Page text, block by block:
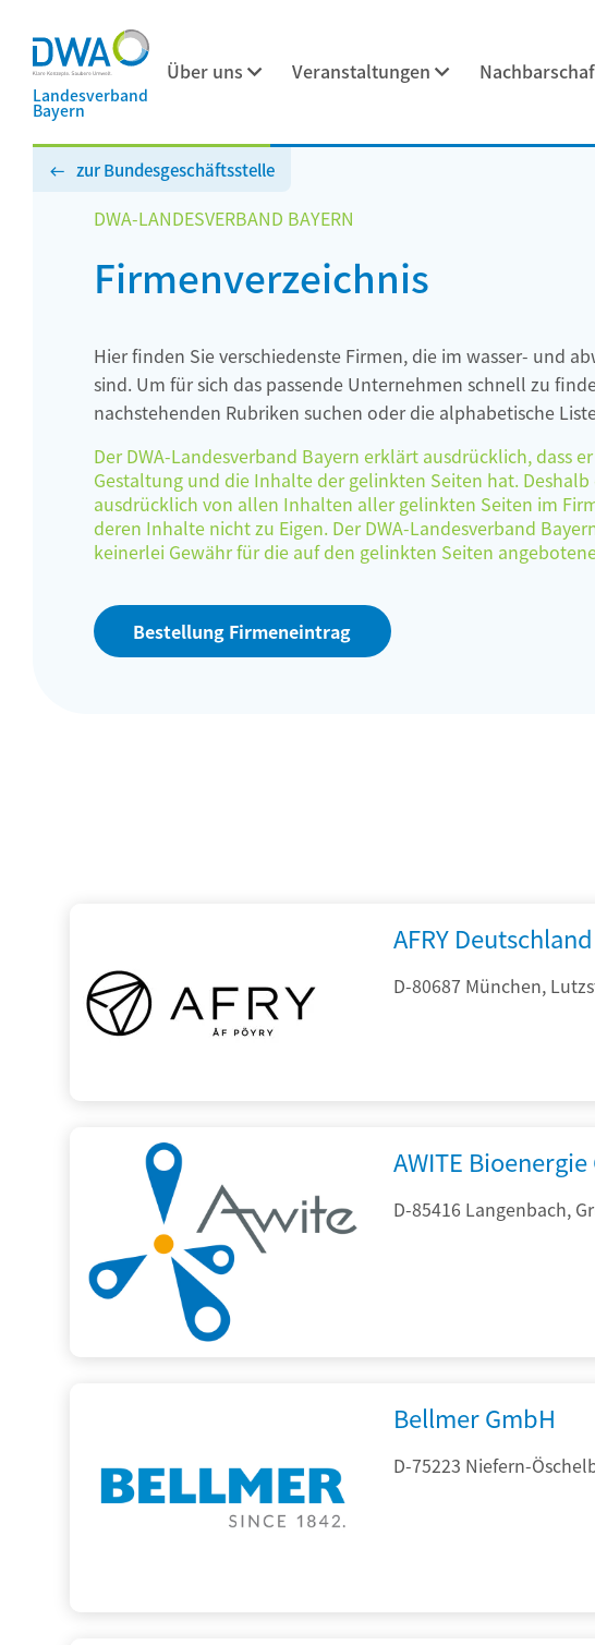
Landesverband
Bayern
Über uns Veranstaltungen
zur Bundesgeschäftsstelle
DWA-LANDESVERBAND BAYERN
Firmenverzeichnis
Hier finden Sie verschiedenste Firmen, die im wasser- und
sind. Um für sich das passende Unternehmen schnell zu
nachstehenden Rubriken suchen oder die alphabetische
Der DWA-Landesverband Bayern erklärt ausdrücklich, dass
Gestaltung und die Inhalte der gelinkten Seiten hat.
ausdrücklich von allen Inhalten aller gelinkten Seiten im
deren Inhalte nicht zu Eigen. Der DWA-Landesverband
keinerlei Gewähr für die auf den gelinkten Seiten
Bestellung Firmeneintrag
AFRY
D-80687 München,
AWITE Bioenergie
D-85416 Langenbach,
Bellmer GmbH
D-75223 Niefern-